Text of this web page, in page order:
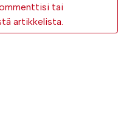
tai
artikkelista.